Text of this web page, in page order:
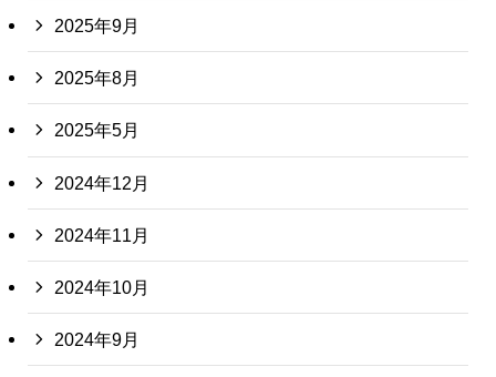
2025年9月
2025年8月
2025年5月
2024年12月
2024年11月
2024年10月
2024年9月